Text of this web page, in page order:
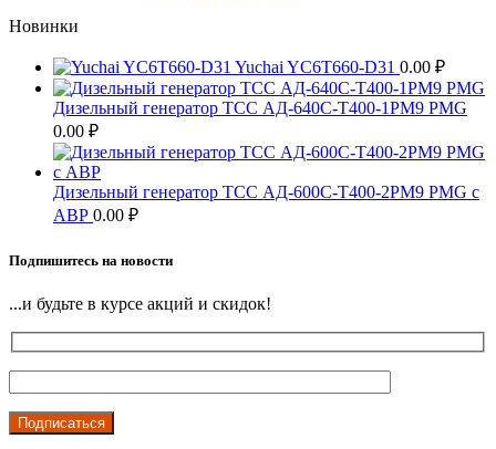
Новинки
Yuchai YC6T660-D31 0.00 ₽
Дизельный генератор ТСС АД-640С-Т400-1РМ9 PMG
0.00 ₽
Дизельный генератор ТСС АД-600С-Т400-2РМ9 PMG c
АВР 0.00 ₽
Подпишитесь на новости
...и будьте в курсе акций и скидок!